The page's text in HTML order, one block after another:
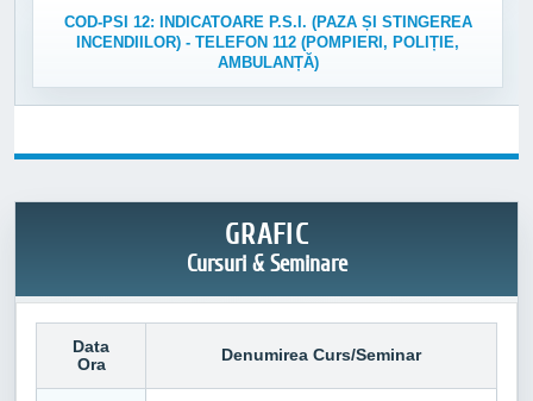
COD-PSI 12: INDICATOARE P.S.I. (PAZA ȘI STINGEREA
INCENDIILOR) - TELEFON 112 (POMPIERI, POLIȚIE,
AMBULANȚĂ)
GRAFIC
Cursuri & Seminare
Data
Ora
Denumirea Curs/Seminar